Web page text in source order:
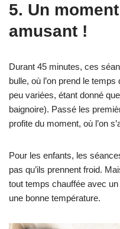
5. Un
amusant !
Durant 45 minutes, ces
bulle, où l’on prend le
peu variées, étant donné
baignoire). Passé les
profite du moment, où l’on
Pour les enfants, les
pas qu’ils prennent froid.
tout temps chauffée avec
une bonne température.